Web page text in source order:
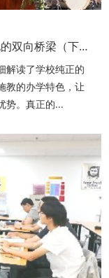
校长专访｜以创新育人才，做中美文化的双向桥梁（下篇）
解读了学校纯正的
教的办学特色，让
势。真正的...